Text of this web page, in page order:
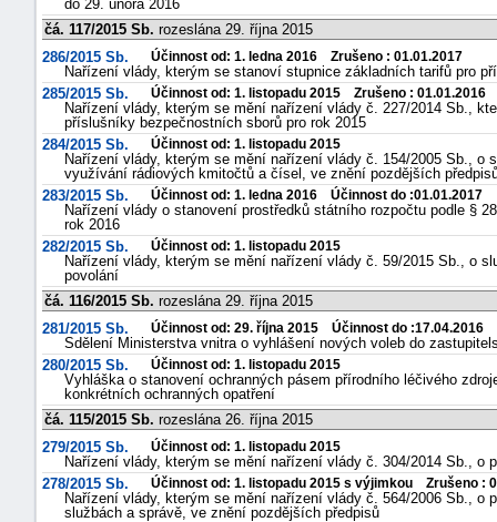
do 29. února 2016
čá. 117/2015 Sb. rozeslána 29. října 2015
286/2015 Sb.
Účinnost od: 1. ledna 2016 Zrušeno : 01.01.2017
Nařízení vlády, kterým se stanoví stupnice základních tarifů pro
285/2015 Sb.
Účinnost od: 1. listopadu 2015 Zrušeno : 01.01.2016
Nařízení vlády, kterým se mění nařízení vlády č. 227/2014 Sb.,
příslušníky bezpečnostních sborů pro rok 2015
284/2015 Sb.
Účinnost od: 1. listopadu 2015
Nařízení vlády, kterým se mění nařízení vlády č. 154/2005 Sb., o
využívání rádiových kmitočtů a čísel, ve znění pozdějších
283/2015 Sb.
Účinnost od: 1. ledna 2016 Účinnost do :01.01.2017
Nařízení vlády o stanovení prostředků státního rozpočtu podle §
rok 2016
282/2015 Sb.
Účinnost od: 1. listopadu 2015
Nařízení vlády, kterým se mění nařízení vlády č. 59/2015 Sb., o
povolání
čá. 116/2015 Sb. rozeslána 29. října 2015
281/2015 Sb.
Účinnost od: 29. října 2015 Účinnost do :17.04.2016
Sdělení Ministerstva vnitra o vyhlášení nových voleb do
280/2015 Sb.
Účinnost od: 1. listopadu 2015
Vyhláška o stanovení ochranných pásem přírodního léčivého
konkrétních ochranných opatření
čá. 115/2015 Sb. rozeslána 26. října 2015
279/2015 Sb.
Účinnost od: 1. listopadu 2015
Nařízení vlády, kterým se mění nařízení vlády č. 304/2014 Sb., o
278/2015 Sb.
Účinnost od: 1. listopadu 2015 s výjimkou Zrušeno :
Nařízení vlády, kterým se mění nařízení vlády č. 564/2006 Sb., o
službách a správě, ve znění pozdějších předpisů